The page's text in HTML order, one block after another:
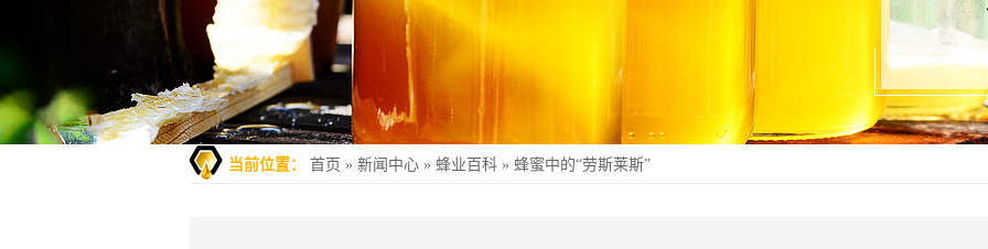
当前位置： 首页 » 新闻中心 » 蜂业百科 » 蜂蜜中的“劳斯莱斯”